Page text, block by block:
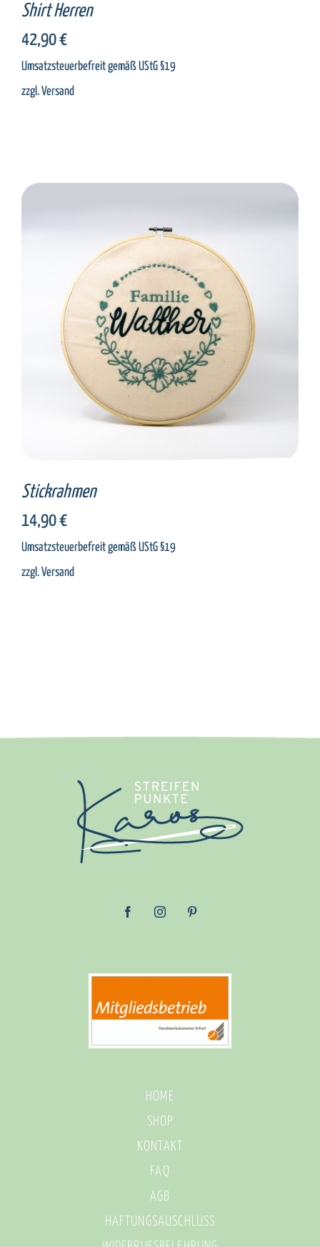
Shirt Herren
42,90€
Umsatzsteuerbefreit gemäß UStG §19
zzgl.Versand
SELECT OPTIONS / DETAILS
Stickrahmen
14,90€
Umsatzsteuerbefreit gemäß UStG §19
zzgl.Versand
HOME
SHOP
KONTAKT
FAQ
AGB
HAFTUNGSAUSCHLUSS